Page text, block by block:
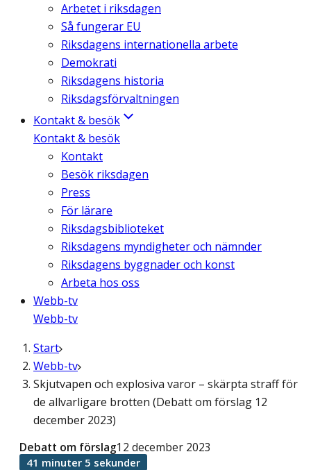
Arbetet i riksdagen
Så fungerar EU
Riksdagens internationella arbete
Demokrati
Riksdagens historia
Riksdagsförvaltningen
Kontakt & besök
Kontakt & besök
Kontakt
Besök riksdagen
Press
För lärare
Riksdagsbiblioteket
Riksdagens myndigheter och nämnder
Riksdagens byggnader och konst
Arbeta hos oss
Webb-tv
Webb-tv
Start
Webb-tv
Skjutvapen och explosiva varor – skärpta straff för
de allvarligare brotten (Debatt om förslag 12
december 2023)
Debatt om förslag12 december 2023
41 minuter 5 sekunder